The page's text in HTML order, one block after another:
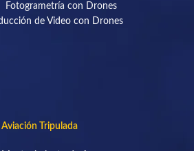
Fotogrametría con Drones
de Video con Drones
Aviación Tripulada